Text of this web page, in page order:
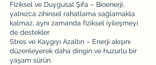
Fiziksel ve Duygusal Şifa – Bioenerji,
yalnızca zihinsel rahatlama sağlamakla
kalmaz, aynı zamanda fiziksel iyileşmeyi
de destekler.
Stres ve Kaygıyı Azaltın – Enerji akışını
düzenleyerek daha dingin ve huzurlu bir
yaşam sürün.